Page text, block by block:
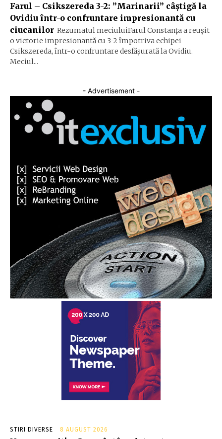
Farul – Csikszereda 3-2: ”Marinarii” câștigă la
Ovidiu într-o confruntare impresionantă cu
ciucanilor Rezumatul meciuluiFarul Constanța a reușit
o victorie impresionantă cu 3-2 împotriva echipei
Csikszereda, într-o confruntare desfășurată la Ovidiu.
Meciul...
- Advertisement -
STIRI DIVERSE 8 AUGUST 2026